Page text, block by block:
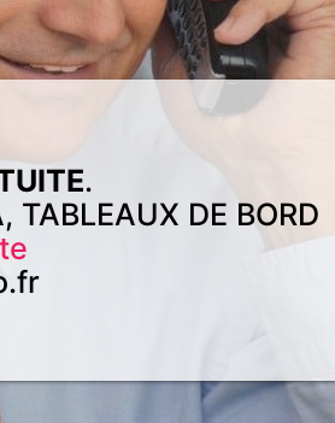
.
TABLEAUX DE BORD